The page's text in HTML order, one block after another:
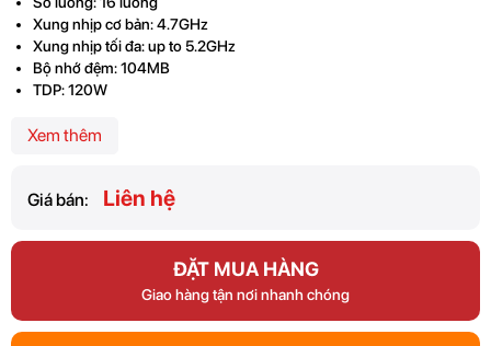
Xung nhịp cơ bản: 4.7GHz
Xung nhịp tối đa: up to 5.2GHz
Bộ nhớ đệm: 104MB
TDP: 120W
Xem thêm
Giá bán: Liên hệ
ĐẶT MUA HÀNG
Giao hàng tận nơi nhanh chóng